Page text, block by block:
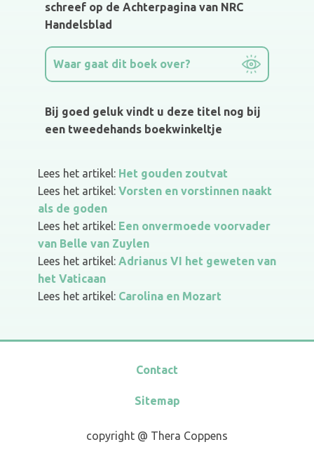
schreef op de Achterpagina van NRC
Handelsblad
Waar gaat dit boek over?
Bij goed geluk vindt u deze titel nog bij
een tweedehands boekwinkeltje
Lees het artikel: Het gouden zoutvat
Lees het artikel: Vorsten en vorstinnen naakt
als de goden
Lees het artikel: Een onvermoede voorvader
van Belle van Zuylen
Lees het artikel: Adrianus VI het geweten van
het Vaticaan
Lees het artikel: Carolina en Mozart
Sitemap
copyright @ Thera Coppens
Contact